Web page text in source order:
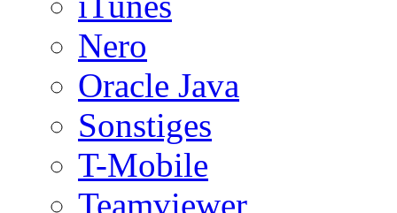
Nero
Oracle Java
Sonstiges
T-Mobile
Teamviewer